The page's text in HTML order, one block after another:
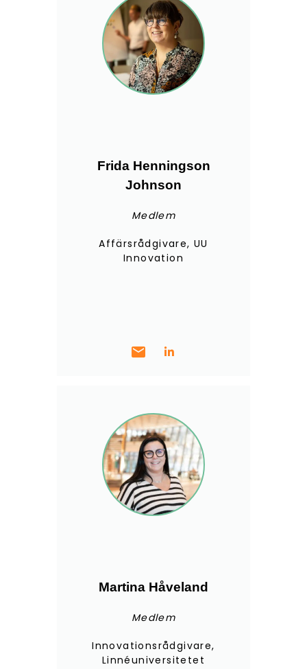
Frida Henningson
Johnson
Medlem
Affärsrådgivare, UU
Innovation
mail
Martina Håveland
Medlem
Innovationsrådgivare,
Linnéuniversitetet